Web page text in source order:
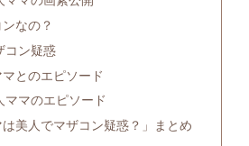
なの？
コン疑惑
とのエピソード
ママのエピソード
は美人でマザコン疑惑？」まとめ